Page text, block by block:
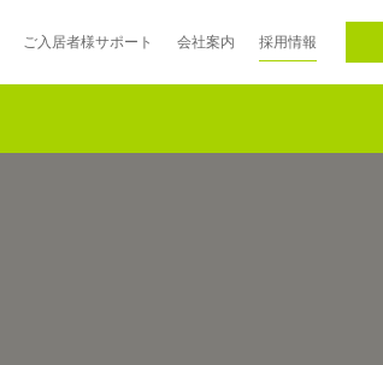
ご入居者様サポート 会社案内 採用情報